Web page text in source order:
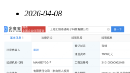
2026-04-08